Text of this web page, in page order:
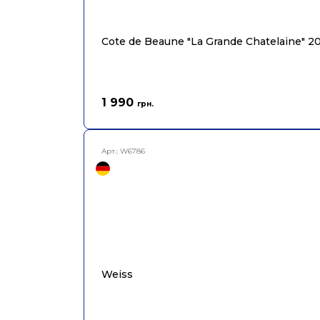
Cote de Beaune "La Grande Chatelaine"
1 990 грн.
Арт.: W6786
Weiss